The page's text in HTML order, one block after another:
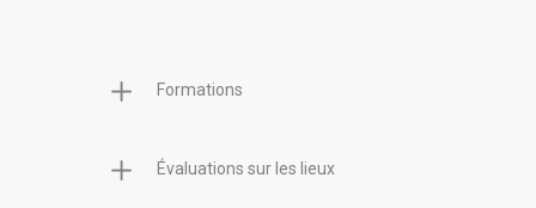
Formations
Évaluations sur les lieux